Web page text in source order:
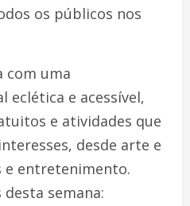
os públicos nos
com uma
eclética e acessível,
e atividades que
desde arte e
e entretenimento.
semana: